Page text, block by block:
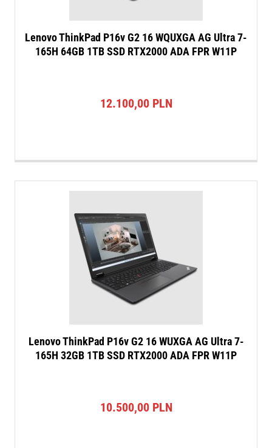
Lenovo ThinkPad P16v G2 16 WQUXGA AG Ultra 7-
165H 64GB 1TB SSD RTX2000 ADA FPR W11P
12.100,00 PLN
Lenovo ThinkPad P16v G2 16 WUXGA AG Ultra 7-
165H 32GB 1TB SSD RTX2000 ADA FPR W11P
10.500,00 PLN